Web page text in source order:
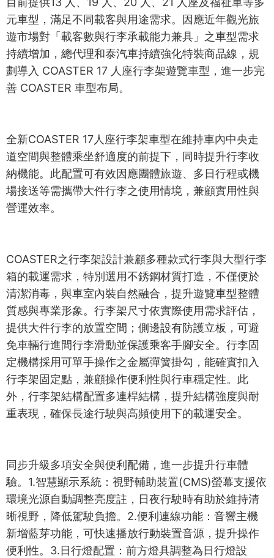
元車型，滿足不同載客與用途需求。因應近年觀光旅
遊市場對「載客數與行李承載能力兼具」之車型需求
持續增加，總代理和泰汽車持續強化特裝商品線，規
劃導入 COASTER 17 人座行李架遊覽車型，進一步完
善 COASTER 車型布局。
全新COASTER 17人座行李架車型在維持車內中央走
道空間與整體乘坐舒適度的前提下，同時提升行李收
納機能。此配置可有效因應團體旅遊、多日行程或機
場接送等需攜帶大件行李之使用情境，兼顧實用性與
營運效率。
COASTER之行李架設計兼顧多種款式行李與大型行李
箱的載運需求，特別選用不銹鋼材質打造，不僅便於
清潔消毒，與車室內裝自然融合，提升遊覽車型整體
質感與專業形象。行李架尺寸依實際使用需求評估，
提供大件行李的放置空間；側邊設有防護立板，可避
免車輛行進間行李滑動並保護乘客手腳安全。行李固
定機構採用可單手操作之金屬彈簧掛勾，能確實扣入
行李架固定點，兼顧操作便利性與行車穩定性。此
外，行李架結構配置多連桿結構，提升結構強度與耐
重表現，確保長途行駛與高頻使用下的載運安全。
同步升級多項安全與便利配備，進一步提升行車體
驗。1.智慧顯示系統：視野輔助裝置(CMS)螢幕支援依
環境光源自動調整亮度註，日夜行駛時有助於維持清
晰視野，降低駕駛負擔。2.便利連線功能：音響主機
新增藍芽功能，可快速播放行動裝置音源，提升操作
便利性。3.日行燈配置：前方燈具調整為日行燈設